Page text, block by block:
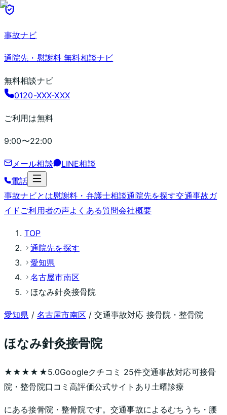
事故ナビ
通院先・慰謝料 無料相談ナビ
無料相談ナビ
0120-XXX-XXX
ご利用は無料
9:00〜22:00
メール相談
LINE相談
電話
事故ナビとは慰謝料・弁護士相談通院先を探す交通事故ガ
イド ご利用者の声よくある質問会社概要
TOP
通院先を探す
愛知県
名古屋市南区
ほなみ針灸接骨院
愛知県 / 名古屋市南区 / 交通事故対応 接骨院・整骨院
ほなみ針灸接骨院
★★★★★5.0Googleクチコミ 25件交通事故対応可接骨
院・整骨院口コミ高評価公式サイトあり 土曜診療
にある接骨院・整骨院です。交通事故によるむちうち・腰